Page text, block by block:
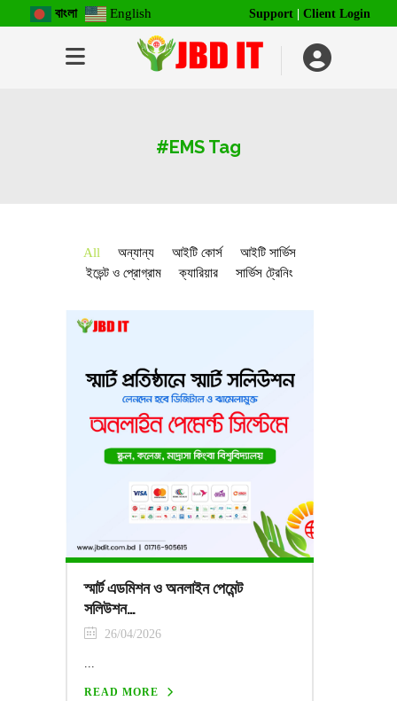
বাংলা English Support Client Login
#EMS Tag
All অন্যান্য আইটি কোর্স
আইটি সার্ভিস
ইভেন্ট ও প্রোগ্রাম
ক্যারিয়ার সার্ভিস ট্রেনিং
স্মার্ট এডমিশন ও অনলাইন পেমেন্ট
সলিউশন…
26/04/2026
READ MORE